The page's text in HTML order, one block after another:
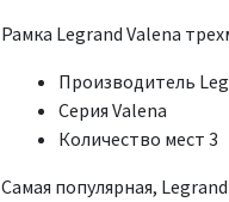
Рамка Legrand Valena
Производитель
Серия Valena
Количество мест 3
Самая популярная,